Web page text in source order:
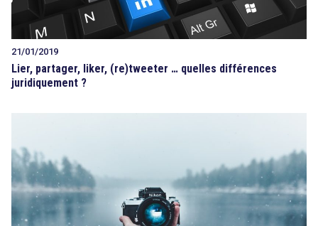
21/01/2019
Lier, partager, liker, (re)tweeter … quelles différences
juridiquement ?